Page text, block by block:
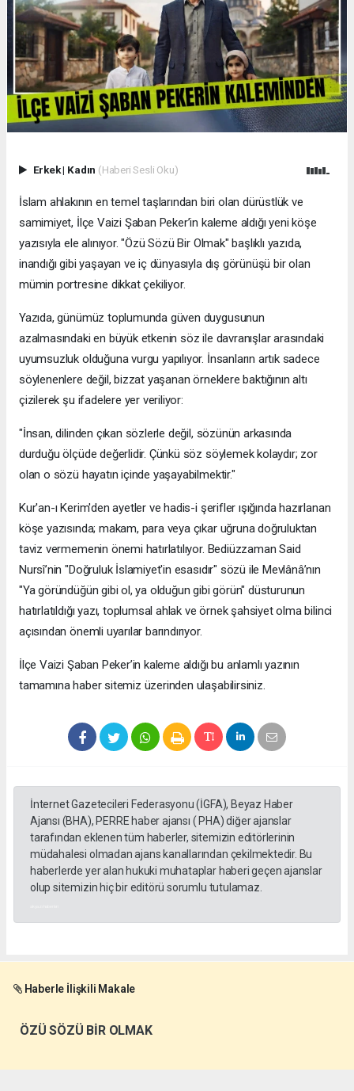
Erkek| Kadın (Haberi Sesli Oku)
İslam ahlakının en temel taşlarından biri olan dürüstlük ve
samimiyet, İlçe Vaizi Şaban Peker’in kaleme aldığı yeni köşe
yazısıyla ele alınıyor. "Özü Sözü Bir Olmak" başlıklı yazıda,
inandığı gibi yaşayan ve iç dünyasıyla dış görünüşü bir olan
mümin portresine dikkat çekiliyor.
​Yazıda, günümüz toplumunda güven duygusunun
azalmasındaki en büyük etkenin söz ile davranışlar arasındaki
uyumsuzluk olduğuna vurgu yapılıyor. İnsanların artık sadece
söylenenlere değil, bizzat yaşanan örneklere baktığının altı
çizilerek şu ifadelere yer veriliyor:
​"İnsan, dilinden çıkan sözlerle değil, sözünün arkasında
durduğu ölçüde değerlidir. Çünkü söz söylemek kolaydır; zor
olan o sözü hayatın içinde yaşayabilmektir."
​Kur'an-ı Kerim'den ayetler ve hadis-i şerifler ışığında hazırlanan
köşe yazısında; makam, para veya çıkar uğruna doğruluktan
taviz vermemenin önemi hatırlatılıyor. Bediüzzaman Said
Nursî’nin "Doğruluk İslamiyet'in esasıdır" sözü ile Mevlânâ’nın
"Ya göründüğün gibi ol, ya olduğun gibi görün" düsturunun
hatırlatıldığı yazı, toplumsal ahlak ve örnek şahsiyet olma bilinci
açısından önemli uyarılar barındırıyor.
​İlçe Vaizi Şaban Peker’in kaleme aldığı bu anlamlı yazının
tamamına haber sitemiz üzerinden ulaşabilirsiniz.
İnternet Gazetecileri Federasyonu (İGFA), Beyaz Haber
Ajansı (BHA), PERRE haber ajansı ( PHA) diğer ajanslar
tarafından eklenen tüm haberler, sitemizin editörlerinin
müdahalesi olmadan ajans kanallarından çekilmektedir. Bu
haberlerde yer alan hukuki muhataplar haberi geçen ajanslar
olup sitemizin hiç bir editörü sorumlu tutulamaz.
Haberle İlişkili Makale
ÖZÜ SÖZÜ BİR OLMAK